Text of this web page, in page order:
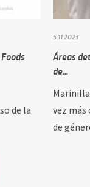
de la
5.11.2023
Áreas
de...
vez más
de